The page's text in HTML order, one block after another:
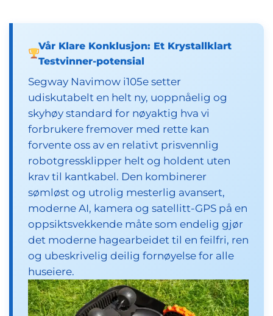
Vår Klare Konklusjon: Et Krystallklart
Testvinner-potensial
Segway Navimow i105e setter
udiskutabelt en helt ny, uoppnåelig og
skyhøy standard for nøyaktig hva vi
forbrukere fremover med rette kan
forvente oss av en relativt prisvennlig
robotgressklipper helt og holdent uten
krav til kantkabel. Den kombinerer
sømløst og utrolig mesterlig avansert,
moderne AI, kamera og satellitt-GPS på en
oppsiktsvekkende måte som endelig gjør
det moderne hagearbeidet til en feilfri, ren
og ubeskrivelig deilig fornøyelse for alle
huseiere.